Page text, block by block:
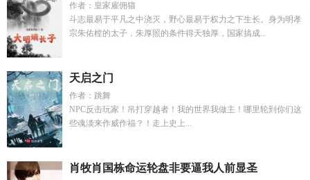
作者：皇家雇佣猫
斗志最易于平凡之中浇灭，野心最易于权力之下生长。身为明孝
宗朱佑樘的太子，朱厚照的条件得天独厚，国家搞成...
天启之门
作者：跳舞
NPC反击玩家！吊打穿越者！我的世界我做主！哪里轮到你们这
些魂淡来作威作福？！走上史上...
肖牧肖国栋命运轮盘非要逼我人前显圣